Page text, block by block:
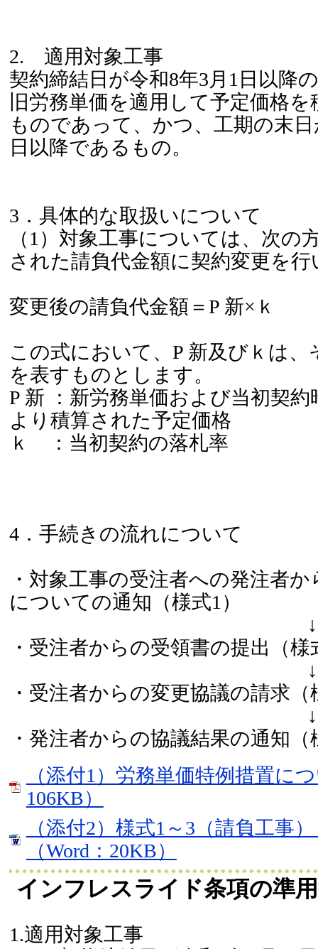
2. 適用対象工事
契約締結日が令和8年3月1日以降
旧労務単価を適用して予定価格
ものであって、かつ、工期の末日
日以降であるもの。
3．具体的な取扱いについて
（1）対象工事については、次の
された請負代金額に契約変更を行
変更後の請負代金額＝P 新×ｋ
この式において、P 新及びｋは、
を表すものとします。
P 新 ：新労務単価および当初契
より積算された予定価格
ｋ ：当初契約の落札率
4．手続きの流れについて
・対象工事の受注者への発注者
についての通知（様式1）
↓
・受注者からの受領書の提出（様
↓
・受注者からの変更協議の請求（
↓
・発注者からの協議結果の通知（
（添付1）労務単価特例措置に
106KB）
（添付2）様式1～3（請負工事
（Word：20KB）
インフレスライド条項の準
1.適用対象工事